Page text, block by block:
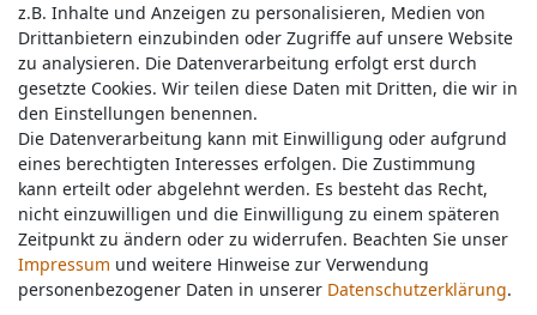
Service & Kontakt
Wünschen Sie einen Rückruf?
service@nawajo.de
Schreiben Sie uns:
service@nawajo.de
z.B. Inhalte und Anzeigen zu personalisieren, Medien von
Drittanbietern einzubinden oder Zugriffe auf unsere Website
zu analysieren. Die Datenverarbeitung erfolgt erst durch
gesetzte Cookies. Wir teilen diese Daten mit Dritten, die wir in
den Einstellungen benennen.
Die Datenverarbeitung kann mit Einwilligung oder aufgrund
eines berechtigten Interesses erfolgen. Die Zustimmung
kann erteilt oder abgelehnt werden. Es besteht das Recht,
nicht einzuwilligen und die Einwilligung zu einem späteren
Zeitpunkt zu ändern oder zu widerrufen. Beachten Sie unser
Impressum und weitere Hinweise zur Verwendung
personenbezogener Daten in unserer Daten­schutz­erklärung.
z.B. Inhalte und Anzeigen zu personalisieren, Medien von
Drittanbietern einzubinden oder Zugriffe auf unsere Website
zu analysieren. Die Datenverarbeitung erfolgt erst durch
gesetzte Cookies. Wir teilen diese Daten mit Dritten, die wir in
den Einstellungen benennen.
Die Datenverarbeitung kann mit Einwilligung oder aufgrund
eines berechtigten Interesses erfolgen. Die Zustimmung
kann erteilt oder abgelehnt werden. Es besteht das Recht,
nicht einzuwilligen und die Einwilligung zu einem späteren
Zeitpunkt zu ändern oder zu widerrufen. Beachten Sie unser
Impressum und weitere Hinweise zur Verwendung
personenbezogener Daten in unserer Daten­schutz­erklärung.